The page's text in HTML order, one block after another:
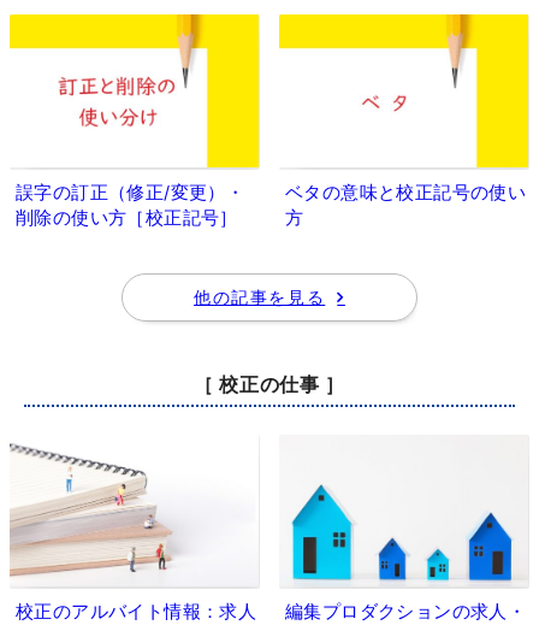
誤字の訂正（修正/変更）・
削除の使い方［校正記号］
ベタの意味と校正記号の使い
方
他の記事を見る
［ 校正の仕事 ］
校正のアルバイト情報：求人
編集プロダクションの求人・